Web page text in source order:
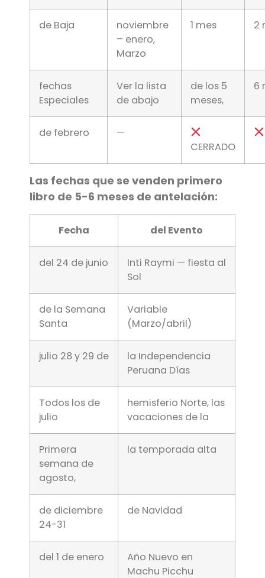
de Baja
noviembre
– enero,
Marzo
1 mes 2
fechas
Especiales
Ver la lista
de abajo
de los 5
meses,
6
de febrero
—
CERRADO
Las fechas que se venden primero
libro de 5-6 meses de antelación:
Fecha del Evento
del 24 de junio
Inti Raymi — fiesta al
Sol
de la Semana
Santa
Variable
(Marzo/abril)
julio 28 y 29 de
la Independencia
Peruana Días
Todos los de
julio
hemisferio Norte, las
vacaciones de la
Primera
semana de
agosto,
la temporada alta
de diciembre
24-31
de Navidad
del 1 de enero
Año Nuevo en
Machu Picchu